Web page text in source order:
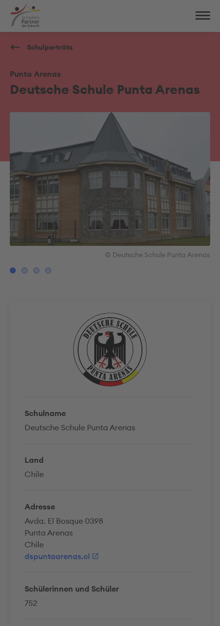
Schulporträts
Punta Arenas
Deutsche Schule Punta Arenas
Schulname
Deutsche Schule Punta Arenas
Land
Chile
Adresse
Avda. El Bosque 0398
Punta Arenas
Chile
dspuntaarenas.cl
Schülerinnen und Schüler
752
© Deutsche Schule Punta Arenas